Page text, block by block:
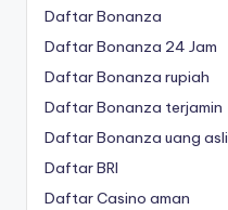
Daftar Bonanza
Daftar Bonanza 24 Jam
Daftar Bonanza rupiah
Daftar Bonanza terjamin
Daftar Bonanza uang asli
Daftar BRI
Daftar Casino aman